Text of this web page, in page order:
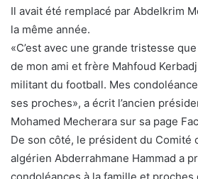
Il avait été remplacé par Abdelkrim
la même année.
«C’est avec une grande tristesse
de mon ami et frère Mahfoud
militant du football. Mes
ses proches», a écrit l’ancien
Mohamed Mecherara sur sa page
De son côté, le président du Comité
algérien Abderrahmane Hammad a